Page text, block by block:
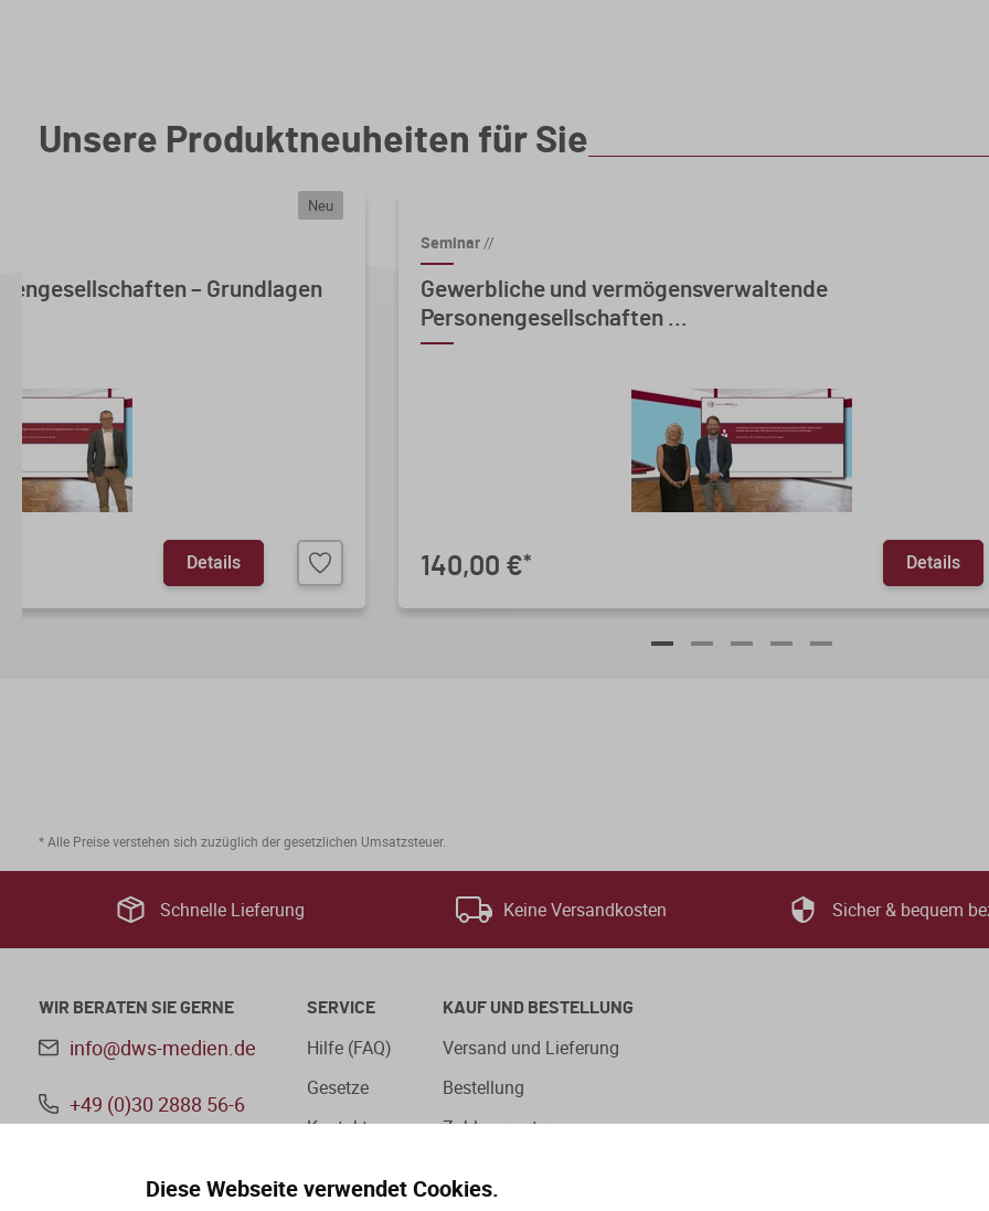
Diese Webseite verwendet Cookies.
Unsere Produktneuheiten für Sie
Neu
– Grundlagen
Details
Seminar//
Gewerbliche und vermögensverwaltende
Personengesellschaften ...
140,00 €* Details
* Alle Preise verstehen sich zuzüglich der gesetzlichen Umsatzsteuer.
Schnelle Lieferung Keine Versandkosten Sicher & bequem
WIR BERATEN SIE GERNE
info@dws-medien.de
+49 (0)30 2888 56-6
SERVICE
Hilfe (FAQ)
Gesetze
Kontakt
KAUF UND BESTELLUNG
Versand und Lieferung
Bestellung
Zahlungsarten